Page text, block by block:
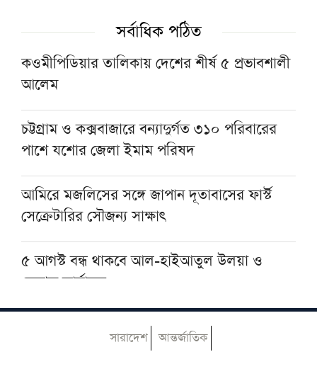
১৫ আগস্টের জাতীয় ওলামা-মাশায়েখ সম্মেলন
সফল করতে সাভারে মতবিনিময় সভা
নেতাকর্মীদের স্থানীয় সরকার নির্বাচনের প্রস্তুতির
নির্দেশনা জমিয়তের
যুক্তরাষ্ট্রের অস্ত্র ভাণ্ডার নিয়ে তথ্য ফাঁস, ক্ষুব্ধ ট্রাম্পের
কড়া বার্তা
সর্বাধিক পঠিত
কওমীপিডিয়ার তালিকায় দেশের শীর্ষ ৫ প্রভাবশালী
আলেম
চট্টগ্রাম ও কক্সবাজারে বন্যাদুর্গত ৩১০ পরিবারের
পাশে যশোর জেলা ইমাম পরিষদ
আমিরে মজলিসের সঙ্গে জাপান দূতাবাসের ফার্স্ট
সেক্রেটারির সৌজন্য সাক্ষাৎ
৫ আগস্ট বন্ধ থাকবে আল-হাইআতুল উলয়া ও
বেফাক কার্যালয়
হেজবুত তাওহীদ কেন ভ্রান্ত, কী তাদের আকিদা
সারাদেশ আন্তর্জাতিক